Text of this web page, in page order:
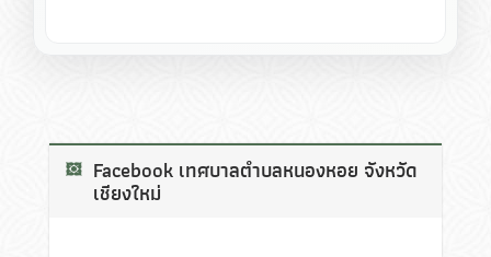
Facebook เทศบาลตำบลหนองหอย จังหวัด
เชียงใหม่